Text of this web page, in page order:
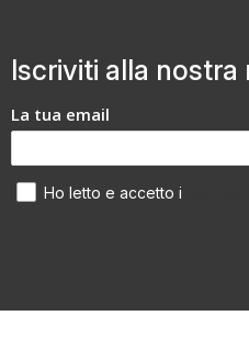
Iscriviti alla nostra
La tua email
Ho letto e accetto i